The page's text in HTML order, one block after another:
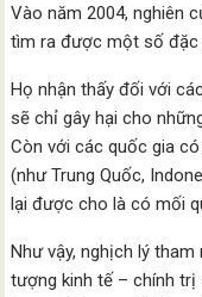
Vào năm 2004, nghiên
tìm ra được một số đặc
Họ nhận thấy đối với
sẽ chỉ gây hại cho
Còn với các quốc gia
(như Trung Quốc,
lại được cho là có mối
Như vậy, nghịch lý
tượng kinh tế – chính trị